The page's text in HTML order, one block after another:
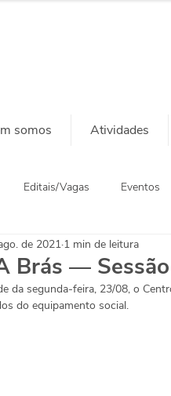
somos Atividades
Editais/Vagas Eventos
Habitação
Brás —
de 2021 1 min de leitura
da segunda-feira, 23/08, o
do equipamento social.